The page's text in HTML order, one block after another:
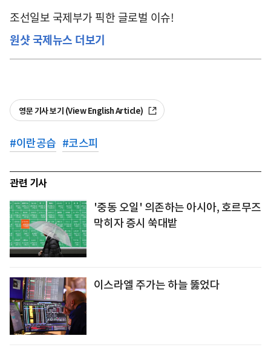
조선일보 국제부가 픽한 글로벌 이슈!
원샷 국제뉴스 더보기
영문 기사 보기 (View English Article)
#이란공습 #코스피
관련 기사
'중동 오일' 의존하는 아시아, 호르무즈
막히자 증시 쑥대밭
이스라엘 주가는 하늘 뚫었다